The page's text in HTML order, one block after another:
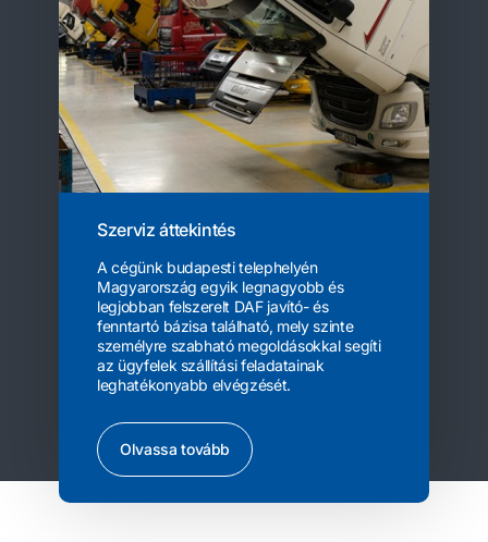
Szerviz áttekintés
A cégünk budapesti telephelyén
Magyarország egyik legnagyobb és
legjobban felszerelt DAF javító- és
fenntartó bázisa található, mely szinte
személyre szabható megoldásokkal segíti
az ügyfelek szállítási feladatainak
leghatékonyabb elvégzését.
Olvassa tovább